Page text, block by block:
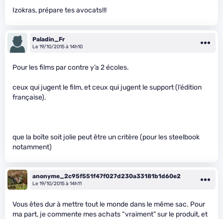
Izokras, prépare tes avocats!!!
Paladin_Fr
Le 19/10/2015 à 14h10
Pour les films par contre y’a 2 écoles.
ceux qui jugent le film, et ceux qui jugent le support (l’édition
française).
que la boîte soit jolie peut être un critère (pour les steelbook
notamment)
anonyme_2c95f551f47f027d230a33181b1d60e2
Le 19/10/2015 à 14h11
Vous êtes dur à mettre tout le monde dans le même sac. Pour
ma part, je commente mes achats “vraiment” sur le produit, et